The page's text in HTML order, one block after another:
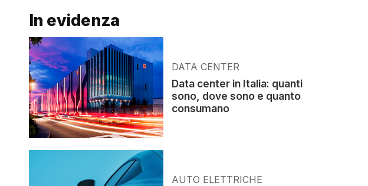
In evidenza
DATA CENTER
Data center in Italia: quanti
sono, dove sono e quanto
consumano
AUTO ELETTRICHE